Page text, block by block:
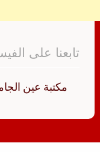
تابعنا على
‏مكتبة عين